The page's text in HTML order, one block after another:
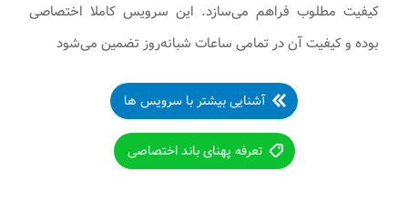
کیفیت مطلوب فراهم می‌سازد. این سرویس کاملا اختصاصی
بوده و کیفیت آن در تمامی ساعات شبانه‌روز تضمین می‌شود
آشنایی بیشتر با سرویس ها
تعرفه پهنای باند اختصاصی